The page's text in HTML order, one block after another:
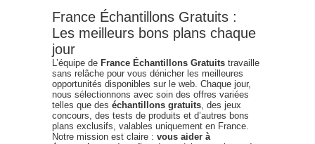
France Échantillons Gratuits :
Les meilleurs bons plans chaque
jour
L’équipe de France Échantillons Gratuits travaille
sans relâche pour vous dénicher les meilleures
opportunités disponibles sur le web. Chaque jour,
nous sélectionnons avec soin des offres variées
telles que des échantillons gratuits , des jeux
concours, des tests de produits et d’autres bons
plans exclusifs, valables uniquement en France.
Notre mission est claire : vous aider à